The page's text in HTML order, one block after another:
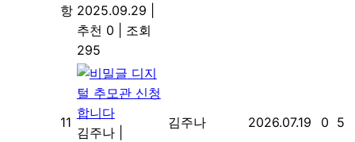
항 2025.09.29
추천 0
조회
295
11
디지
털 추모관 신청
합니다
김주나
김주나 2026.07.19 0 5